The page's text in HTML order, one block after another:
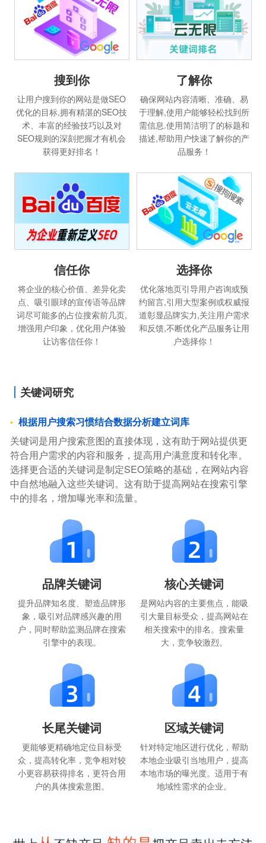
搜到你
让用户搜到你的网站是做SEO
优化的目标,拥有精湛的SEO技
术、丰富的经验技巧以及对
SEO规则的深刻把握才有机会
获得更好排名！
了解你
确保网站内容清晰、准确、易
于理解,使用户能够轻松找到所
需信息.使用简洁明了的标题和
描述,帮助用户快速了解你的产
品服务！
信任你
将企业的核心价值、差异化卖
点、吸引眼球的宣传语等品牌
词尽可能多的占位搜索前几页,
增强用户印象，优化用户体验
让访客信任你！
选择你
优化落地页引导用户咨询或预
约留言,引用大型案例或权威报
道彰显品牌实力,关注用户需求
和反馈,不断优化产品服务让用
户选择你！
关键词研究
根据用户搜索习惯结合数据分析建立词库
关键词是用户搜索意图的直接体现，这有助于网站提供更
符合用户需求的内容和服务，提高用户满意度和转化率。
选择更合适的关键词是制定SEO策略的基础，在网站内容
中自然地融入这些关键词。这有助于提高网站在搜索引擎
中的排名，增加曝光率和流量。
品牌关键词
提升品牌知名度、塑造品牌形
象，吸引对品牌感兴趣的用
户，同时帮助监测品牌在搜索
引擎中的表现。
核心关键词
是网站内容的主要焦点，能吸
引大量目标受众，提高网站在
相关搜索中的排名。搜索量
大，竞争较激烈。
长尾关键词
更能够更精确地定位目标受
众，提高转化率，竞争相对较
小更容易获得排名，更符合用
户的具体搜索意图。
区域关键词
针对特定地区进行优化，帮助
本地企业吸引当地用户，提高
本地市场的曝光度。适用于有
地域性需求的企业。